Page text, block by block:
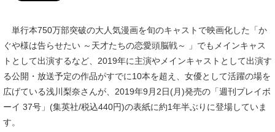
単行本750万部突破の大人気漫画を旬のキャストで映画化した「か
ぐや様は告らせたい ～天才たちの恋愛頭脳戦～ 」でもメインキャス
トとして出演するなど、2019年に主演やメインキャストとして出演す
る公開・放送予定の作品がすでに10本を超え、女優として活躍の場を
広げている浅川梨奈さんが、2019年9月2日(月)発売の「週刊プレイボ
ーイ 37号」(集英社/税込440円)の表紙に約1年半ぶりに登場していま
す。